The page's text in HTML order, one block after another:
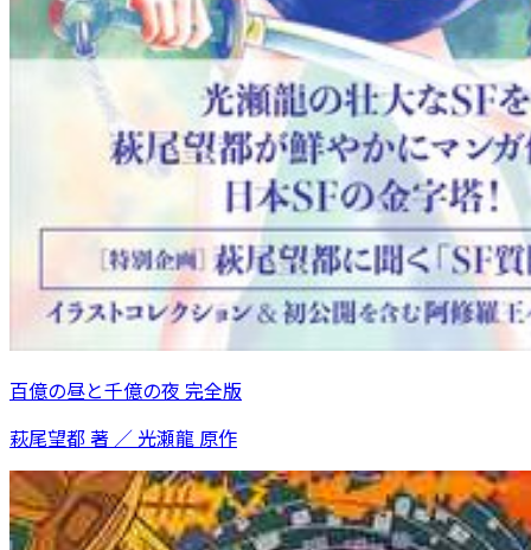
百億の昼と千億の夜 完全版
萩尾望都 著 ／ 光瀬龍 原作